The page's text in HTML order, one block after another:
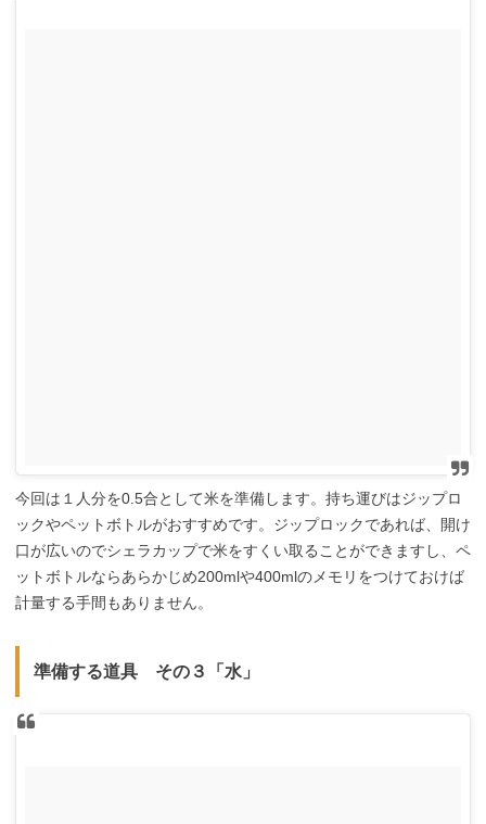
今回は１人分を0.5合として米を準備します。持ち運びはジップロ
ックやペットボトルがおすすめです。ジップロックであれば、開け
口が広いのでシェラカップで米をすくい取ることができますし、ペ
ットボトルならあらかじめ200mlや400mlのメモリをつけておけば
計量する手間もありません。
準備する道具 その３「水」